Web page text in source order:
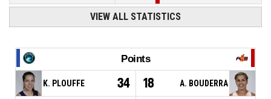
VIEW ALL STATISTICS
Points
K. PLOUFFE 34 18 A. BOUDERRA